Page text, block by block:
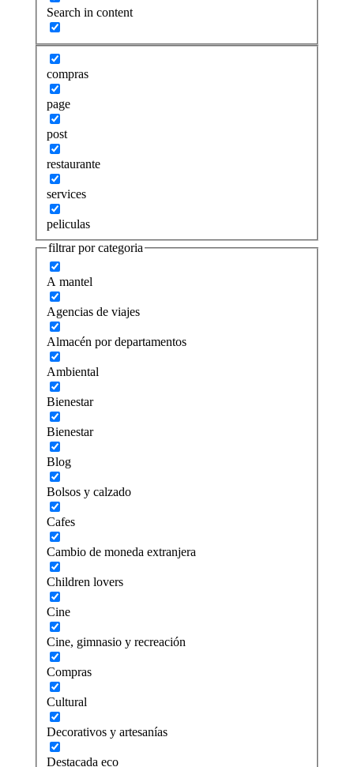
Search in content
compras
page
post
restaurante
services
peliculas
filtrar por categoria
A mantel
Agencias de viajes
Almacén por departamentos
Ambiental
Bienestar
Bienestar
Blog
Bolsos y calzado
Cafes
Cambio de moneda extranjera
Children lovers
Cine
Cine, gimnasio y recreación
Compras
Cultural
Decorativos y artesanías
Destacada eco